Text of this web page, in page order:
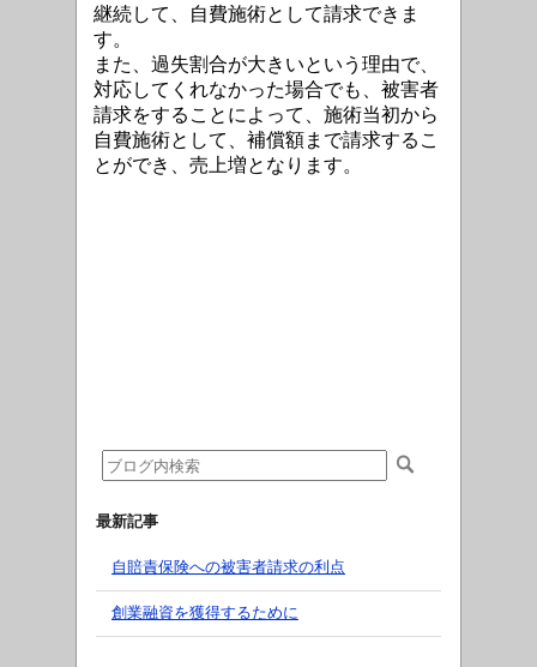
継続して、自費施術として請求できま
す。
また、過失割合が大きいという理由で、
対応してくれなかった場合でも、被害者
請求をすることによって、施術当初から
自費施術として、補償額まで請求するこ
とができ、売上増となります。
最新記事
自賠責保険への被害者請求の利点
創業融資を獲得するために